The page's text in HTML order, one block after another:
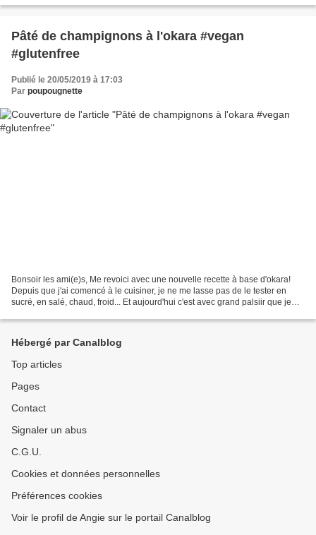
Pâté de champignons à l'okara #vegan
#glutenfree
Publié le 20/05/2019 à 17:03
Par poupougnette
Bonsoir les ami(e)s, Me revoici avec une nouvelle recette à base d'okara!
Depuis que j'ai comencé à le cuisiner, je ne me lasse pas de le tester en
sucré, en salé, chaud, froid... Et aujourd'hui c'est avec grand palsiir que je
Hébergé par Canalblog
Top articles
Pages
Contact
Signaler un abus
C.G.U.
Cookies et données personnelles
Préférences cookies
Voir le profil de Angie sur le portail Canalblog